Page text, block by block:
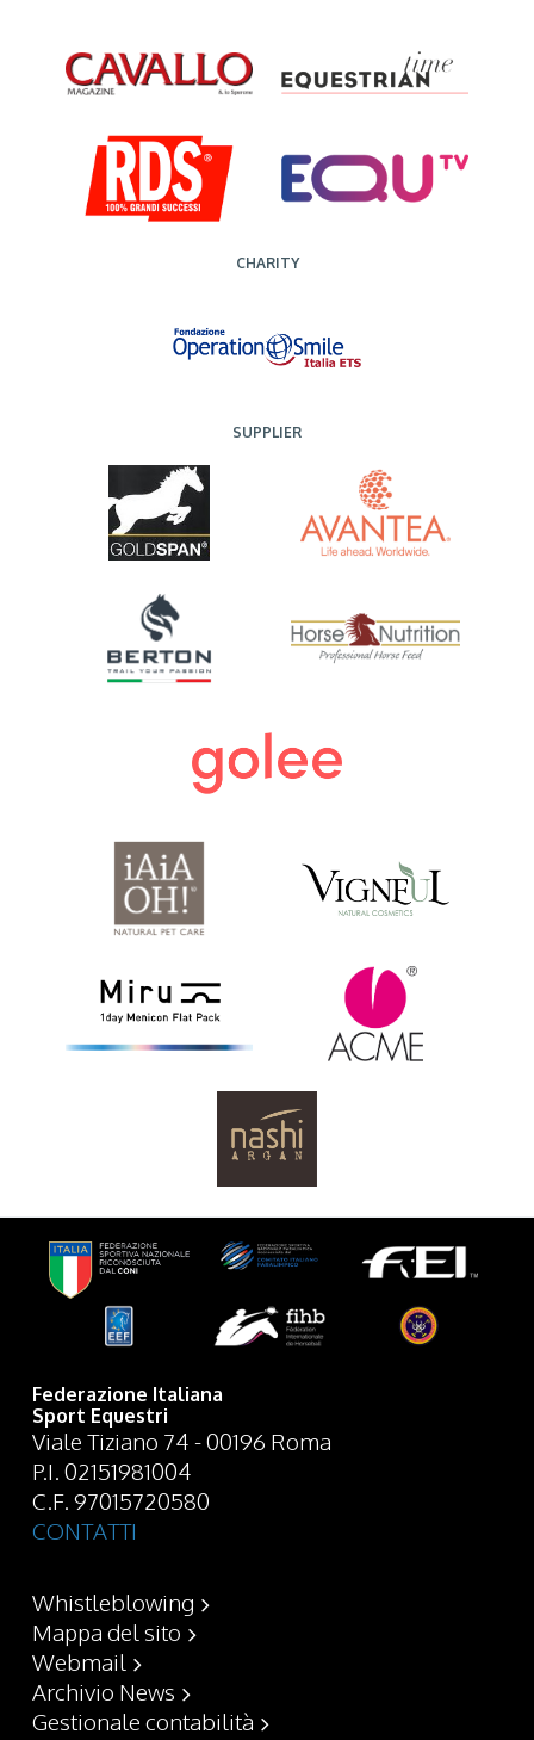
CHARITY
SUPPLIER
Federazione Italiana
Sport Equestri
Viale Tiziano 74 - 00196 Roma
P.I. 02151981004
C.F. 97015720580
CONTATTI
Whistleblowing
Mappa del sito
Webmail
Archivio News
Gestionale contabilità